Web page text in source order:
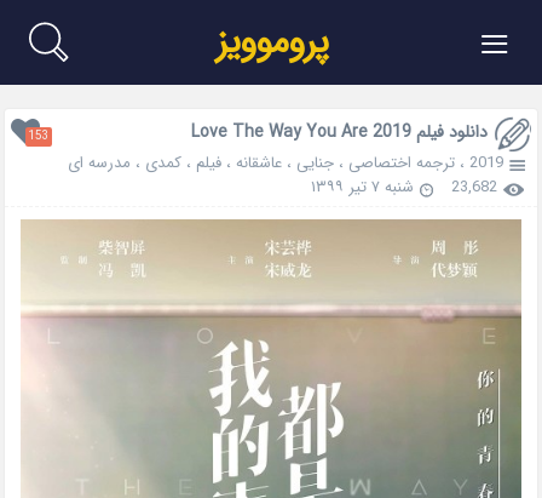
≡ پروموویز
دانلود فیلم Love The Way You Are 2019 153
2019 ،ترجمه اختصاصی ،جنایی ،عاشقانه ،فیلم ،کمدی ، مدرسه ای
23,682
شنبه ۷ تیر ۱۳۹۹